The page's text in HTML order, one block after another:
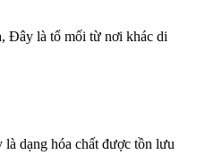
Đây là tổ mối từ nơi khác di
dạng hóa chất được tồn lưu